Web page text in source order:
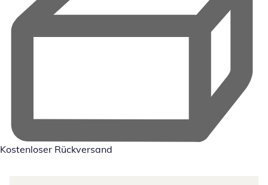
Kostenloser Rückversand